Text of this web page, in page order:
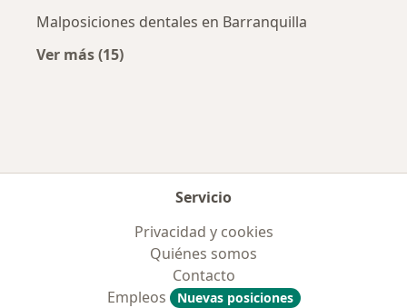
Malposiciones dentales en Barranquilla
Ver más (15)
Servicio
Privacidad y cookies
Quiénes somos
Contacto
Empleos
Nuevas posiciones